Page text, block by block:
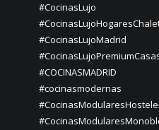
#CocinasLujo
#CocinasLujoMadrid
#COCINASMADRID
#cocinasmodernas